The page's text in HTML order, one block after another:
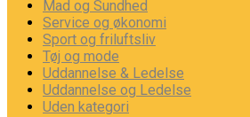
Mad og Sundhed
Service og økonomi
Sport og friluftsliv
Tøj og mode
Uddannelse & Ledelse
Uddannelse og Ledelse
Uden kategori